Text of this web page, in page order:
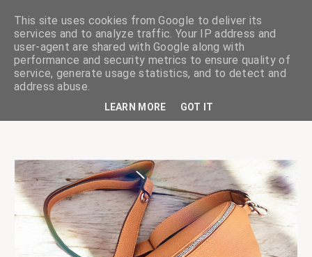
ciskaságok
This site uses cookies from Google to deliver its
services and to analyze traffic. Your IP address and
user-agent are shared with Google along with
performance and security metrics to ensure quality of
service, generate usage statistics, and to detect and
address abuse.
LEARN MORE GOT IT